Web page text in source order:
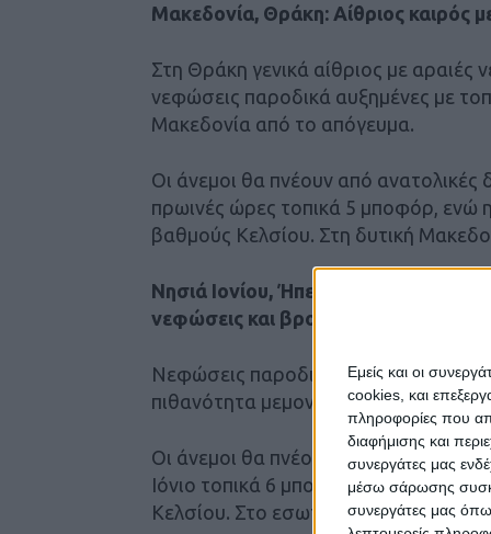
Εμείς και οι
cookies, και
πληροφορίες που
διαφήμισης και
συνεργάτες μας
μέσω σάρωσης
συνεργάτες μας
Μακεδονία, Θράκη: Αίθριος καιρός
Στη Θράκη γενικά αίθριος με
νεφώσεις παροδικά αυξημένες με
Μακεδονία από το απόγευμα.
Οι άνεμοι θα πνέουν από ανατολικές
πρωινές ώρες τοπικά 5 μποφόρ, ενώ
βαθμούς Κελσίου. Στη δυτική
Νησιά Ιονίου, Ήπειρος, δυτική
νεφώσεις και βροχές
Νεφώσεις παροδικά αυξημένες με
πιθανότητα μεμονωμένων
Οι άνεμοι θα πνέουν νότιοι
Ιόνιο τοπικά 6 μποφόρ, ενώ η
Κελσίου. Στο εσωτερικό της